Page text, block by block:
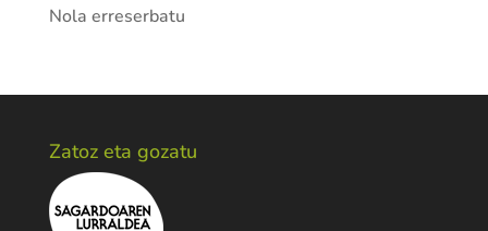
Nola erreserbatu
Zatoz eta gozatu